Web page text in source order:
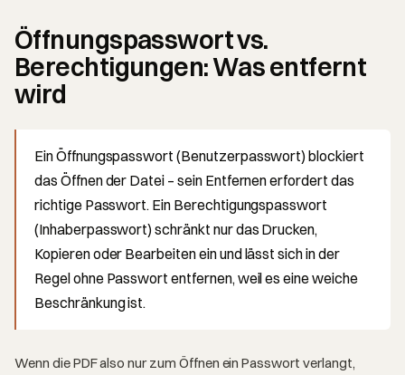
Öffnungspasswort vs.
Berechtigungen: Was entfernt
wird
Ein Öffnungspasswort (Benutzerpasswort) blockiert
das Öffnen der Datei – sein Entfernen erfordert das
richtige Passwort. Ein Berechtigungspasswort
(Inhaberpasswort) schränkt nur das Drucken,
Kopieren oder Bearbeiten ein und lässt sich in der
Regel ohne Passwort entfernen, weil es eine weiche
Beschränkung ist.
Wenn die PDF also nur zum Öffnen ein Passwort verlangt,